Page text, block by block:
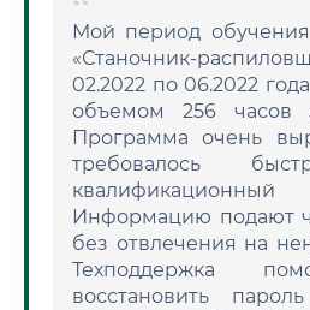
Мой период
«Станочник-
02.2022 по 06.2022
объемом 256 часов
Программа очень
требовалось
Информацию подают
без отвлечения на
Техподдержка
восстановить